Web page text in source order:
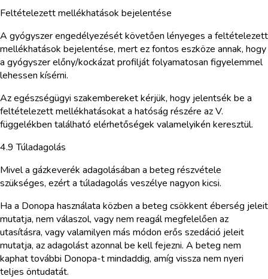
Feltételezett mellékhatások bejelentése
A gyógyszer engedélyezését követően lényeges a feltételezett
mellékhatások bejelentése, mert ez fontos eszköze annak, hogy
a gyógyszer előny/kockázat profilját folyamatosan figyelemmel
lehessen kísérni.
Az egészségügyi szakembereket kérjük, hogy jelentsék be a
feltételezett mellékhatásokat a hatóság részére az V.
függelékben található elérhetőségek valamelyikén keresztül.
4.9 Túladagolás
Mivel a gázkeverék adagolásában a beteg részvétele
szükséges, ezért a túladagolás veszélye nagyon kicsi.
Ha a Donopa használata közben a beteg csökkent éberség jeleit
mutatja, nem válaszol, vagy nem reagál megfelelően az
utasításra, vagy valamilyen más módon erős szedáció jeleit
mutatja, az adagolást azonnal be kell fejezni. A beteg nem
kaphat további Donopa-t mindaddig, amíg vissza nem nyeri
teljes öntudatát.